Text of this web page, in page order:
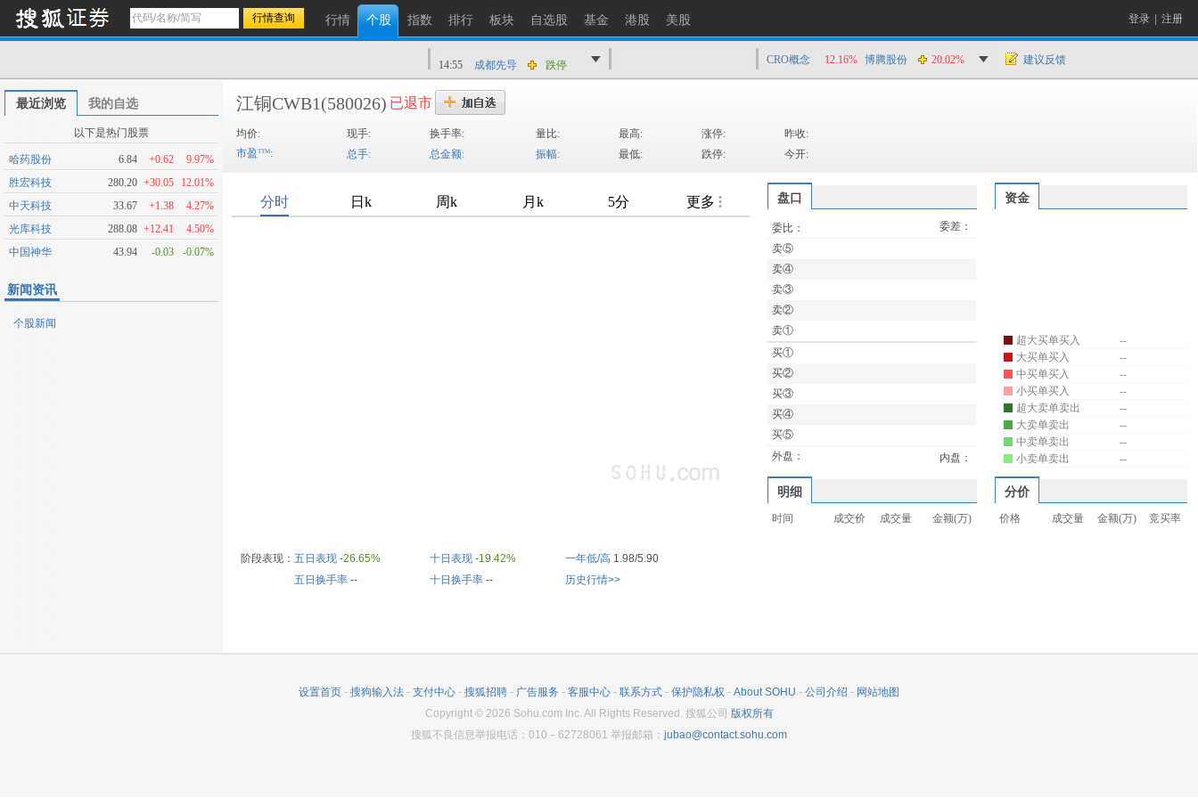
行情 个股 指数 排行 板块 自选股 基金 港股 美股 登录 注册
14:56
南亚新材
猛烈打压
14:55
成都先导
跌停
14:55
盛达资源
14:54
快速拉升
14:53
快速拉升
CRO概念 12.16% 博腾股份 20.02% 建议反馈
最近浏览 我的自选
以下是热门股票
哈药股份 6.84 +0.62
9.97%
胜宏科技
280.20 +30.05
12.01%
中天科技
33.67 +1.38
4.27%
光库科技
288.08 +12.41
4.50%
中国神华
43.94 -0.03 -0.07%
新闻资讯
个股新闻
江铜CWB1 (580026) 已退市
均价: 现手: 换手率: 量比: 最高: 涨停:
昨收:
市盈
: 总手: 总金额: 振幅: 最低: 跌停: 今开:
阶段表现： 五日表现 -26.65% 十日表现 -19.42% 一年低/高 1.98/5.90
五日换手率-- 十日换手率-- 历史行情>>
盘口 资金
委比：
委差：
卖⑤
卖④
卖③
卖②
卖①
买①
买②
买③
买④
买⑤
外盘：
内盘：
超大买单买入
--
大买单买入
--
中买单买入
--
小买单买入
--
超大卖单卖出
--
大卖单卖出
--
中卖单卖出
--
小卖单卖出
--
明细 分价
时间 成交价 成交量 金额(万) 价格 成交量 金额(万) 竞买率
设置首页 - 搜狗输入法 - 支付中心 - 搜狐招聘 - 广告服务 - 客服中心 - 联系方式 - 保护隐私权 - About SOHU - 公司介绍 - 网站地图
Copyright © 2026 Sohu.com Inc. All Rights Reserved. 搜狐公司 版权所有
搜狐不良信息举报电话：010－62728061 举报邮箱： jubao@contact.sohu.com